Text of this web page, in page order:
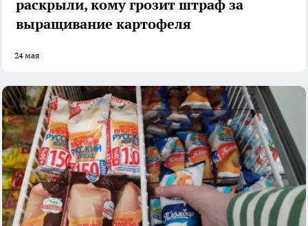
раскрыли, кому грозит штраф за
выращивание картофеля
24 мая